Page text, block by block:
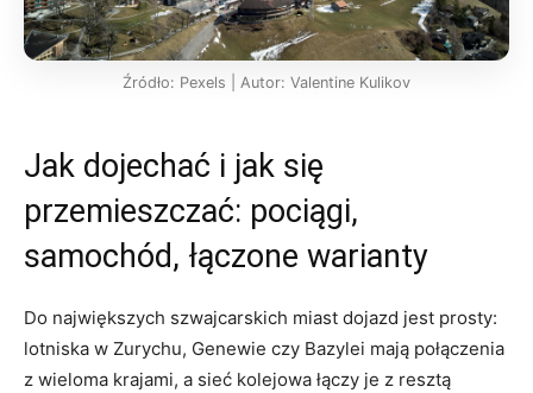
Źródło: Pexels | Autor: Valentine Kulikov
Jak dojechać i jak się
przemieszczać: pociągi,
samochód, łączone warianty
Do największych szwajcarskich miast dojazd jest prosty:
lotniska w Zurychu, Genewie czy Bazylei mają połączenia
z wieloma krajami, a sieć kolejowa łączy je z resztą